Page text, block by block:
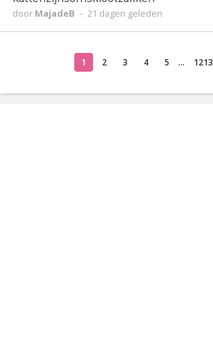
door MajadeB - 21 dagen geleden
1 2 3 4 5 ... 1213